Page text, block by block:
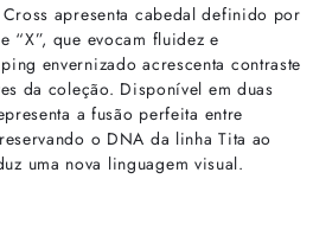
apresenta cabedal definido por
“X”, que evocam fluidez e
envernizado acrescenta contraste
da coleção. Disponível em duas
a fusão perfeita entre
o DNA da linha Tita ao
uma nova linguagem visual.